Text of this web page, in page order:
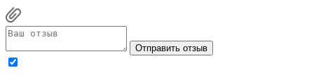
Отправить отзыв